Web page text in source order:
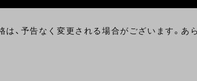
は、予告なく変更される場合がございます。あ